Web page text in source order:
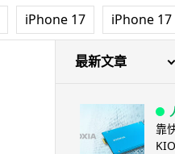
iPhone 17 iPhone
最新文章
靠